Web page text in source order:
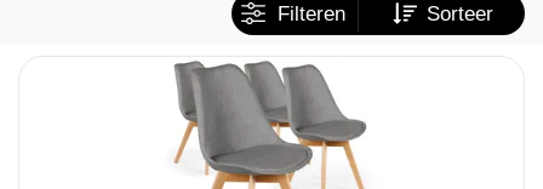
Filteren Sorteer